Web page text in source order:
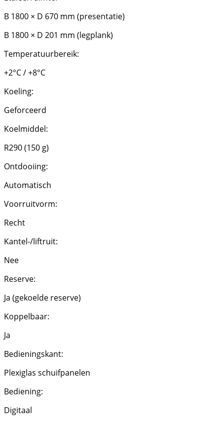
B 1800 × D 670 mm (presentatie)
B 1800 × D 201 mm (legplank)
Temperatuurbereik:
+2°C / +8°C
Koeling:
Geforceerd
Koelmiddel:
R290 (150 g)
Ontdooiing:
Automatisch
Voorruitvorm:
Recht
Kantel-/liftruit:
Nee
Reserve:
Ja (gekoelde reserve)
Koppelbaar:
Ja
Bedieningskant:
Plexiglas schuifpanelen
Bediening:
Digitaal